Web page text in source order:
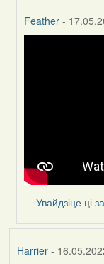
Feather -
Увайдзіце ці
Harrier-